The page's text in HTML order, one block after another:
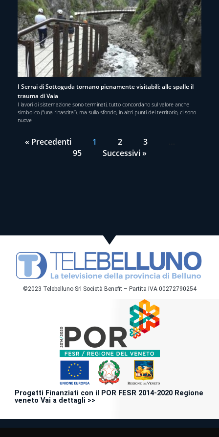
I Serrai di Sottoguda tornano pienamente visitabili: alle spalle il
trauma di Vaia
I lavori di sistemazione sono terminati, tutto concordano sul valore anche
simbolico (“una rinascita”), ma sullo sfondo, in altri punti del territorio, ci sono
nuove
« Precedenti 1 2 3
95
Successivi »
©2023 Telebelluno Srl Società Benefit – Partita IVA 00272790254
Progetti Finanziati con il POR FESR 2014-2020 Regione
veneto Vai a dettagli >>